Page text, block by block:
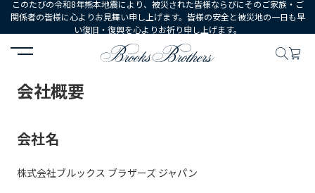
このたびの令和8年熊本地震により、被災された皆様ならびにそのご家族・ご
関係者の皆様に心よりお見舞い申し上げます。皆様の安全と被災地の一日も早
い復旧・復興を心よりお祈り申し上げます。
HOME
会社概要
会社名
株式会社ブルックス ブラザーズ ジャパン